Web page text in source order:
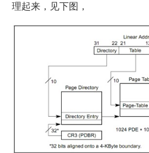
理起来，见下图，